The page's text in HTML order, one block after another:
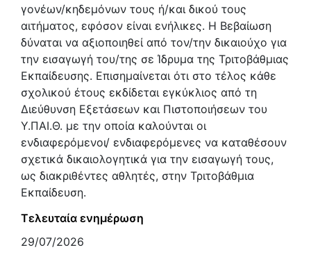
γονέων/κηδεμόνων τους ή/και δικού τους
αιτήματος, εφόσον είναι ενήλικες. Η Βεβαίωση
δύναται να αξιοποιηθεί από τον/την δικαιούχο για
την εισαγωγή του/της σε Ίδρυμα της Τριτοβάθμιας
Εκπαίδευσης. Επισημαίνεται ότι στο τέλος κάθε
σχολικού έτους εκδίδεται εγκύκλιος από τη
Διεύθυνση Εξετάσεων και Πιστοποιήσεων του
Υ.ΠΑΙ.Θ. με την οποία καλούνται οι
ενδιαφερόμενοι/ ενδιαφερόμενες να καταθέσουν
σχετικά δικαιολογητικά για την εισαγωγή τους,
ως διακριθέντες αθλητές, στην Τριτοβάθμια
Εκπαίδευση.
Τελευταία ενημέρωση
29/07/2026